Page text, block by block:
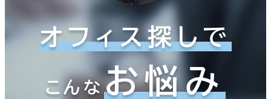
オフィス探しで
こんなお悩み